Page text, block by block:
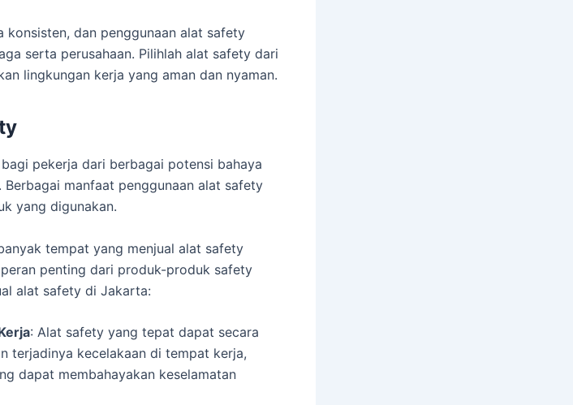
konsisten, dan penggunaan alat safety
serta perusahaan. Pilihlah alat safety dari
lingkungan kerja yang aman dan nyaman.
pekerja dari berbagai potensi bahaya
manfaat penggunaan alat safety
yang digunakan.
tempat yang menjual alat safety
penting dari produk-produk safety
alat safety di Jakarta:
: Alat safety yang tepat dapat secara
terjadinya kecelakaan di tempat kerja,
dapat membahayakan keselamatan